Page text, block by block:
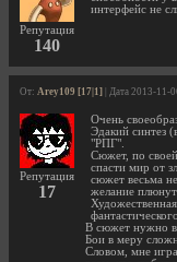
Репутация
140
интерфейс не
От: Arey109 [17|1] | Дата 2013-11-
Репутация
17
Очень
Эдакий синтез
"РПГ".
Сюжет, по
спасти мир от
сюжет весьма
желание
В сюжет нужно
Бои в меру
Словом, мне